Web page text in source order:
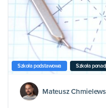
Szkoła podstawowa Szkoła
Mateusz